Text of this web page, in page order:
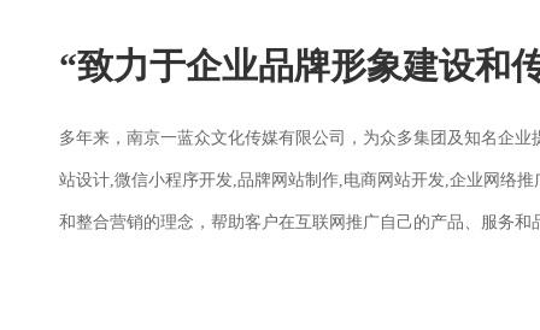
“致力于企业品牌形象建设和
多年来，南京一蓝众文化传媒有限公司，为众多集团及知名企
站设计,微信小程序开发,品牌网站制作,电商网站开发,企业网络
和整合营销的理念，帮助客户在互联网推广自己的产品、服务